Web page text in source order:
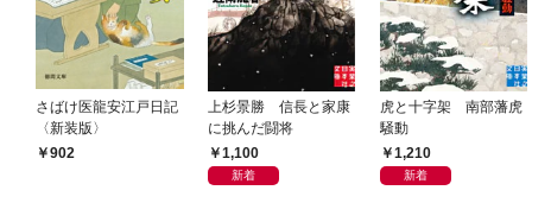
さばけ医龍安江戸日記
〈新装版〉
902
上杉景勝 信長と家康
に挑んだ闘将
1,100
新着
虎と十字架 南部藩虎
騒動
1,210
新着